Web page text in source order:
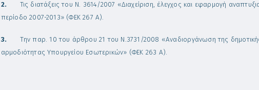
2. Τις διατάξεις του Ν. 3614/2007 «Διαχείριση, έλεγχος και εφαρμογή
περίοδο 2007-2013» (ΦΕΚ 267 Α).
3. Την παρ. 10 του άρθρου 21 του Ν.3731/2008 «Αναδιοργάνωση της
αρμοδιότητας Υπουργείου Εσωτερικών» (ΦΕΚ 263 Α).